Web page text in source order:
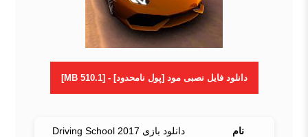
دانلود فایل نصبی مود [پول نامحدود] - [510.1 MB]
نام دانلود بازی Driving School 2017